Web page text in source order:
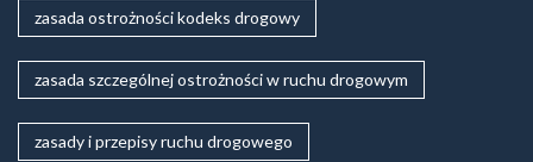
zasada ostrożności kodeks drogowy
zasada szczególnej ostrożności w ruchu drogowym
zasady i przepisy ruchu drogowego